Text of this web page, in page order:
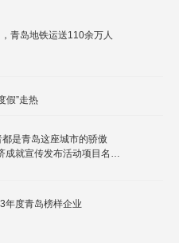
假”走热
是青岛这座城市的骄傲
成就宣传发布活动项目名单
年度青岛榜样企业